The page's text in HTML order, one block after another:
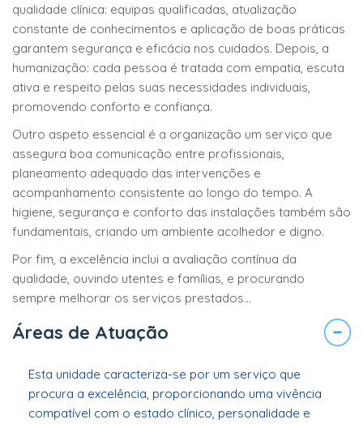
qualidade clínica: equipas qualificadas, atualização
constante de conhecimentos e aplicação de boas práticas
garantem segurança e eficácia nos cuidados. Depois, a
humanização: cada pessoa é tratada com empatia, escuta
ativa e respeito pelas suas necessidades individuais,
promovendo conforto e confiança.
Outro aspeto essencial é a organização um serviço que
assegura boa comunicação entre profissionais,
planeamento adequado das intervenções e
acompanhamento consistente ao longo do tempo. A
higiene, segurança e conforto das instalações também são
fundamentais, criando um ambiente acolhedor e digno.
Por fim, a excelência inclui a avaliação contínua da
qualidade, ouvindo utentes e famílias, e procurando
sempre melhorar os serviços prestados...
Áreas de Atuação
Esta unidade caracteriza-se por um serviço que
procura a excelência, proporcionando uma vivência
compatível com o estado clínico, personalidade e